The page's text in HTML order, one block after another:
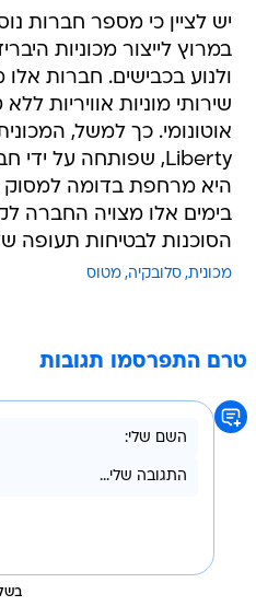
יש לציין כי מספר חברות
במרוץ לייצור מכוניות
ולנוע בכבישים. חברות
שירותי מוניות אוויריות
היא מרחפת בדומה למסוק
בימים אלו מצויה החברה
הסוכנות לבטיחות תעופה
מכונית סלובקיה מטוס
טרם התפרסמו תגובות